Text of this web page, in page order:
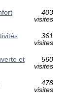
403
visites
361
visites
et
560
visites
478
visites